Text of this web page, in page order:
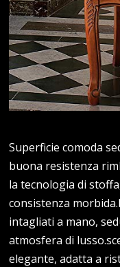
Superficie comoda
buona resistenza
la tecnologia di
consistenza
intagliati a mano,
atmosfera di
elegante, adatta a